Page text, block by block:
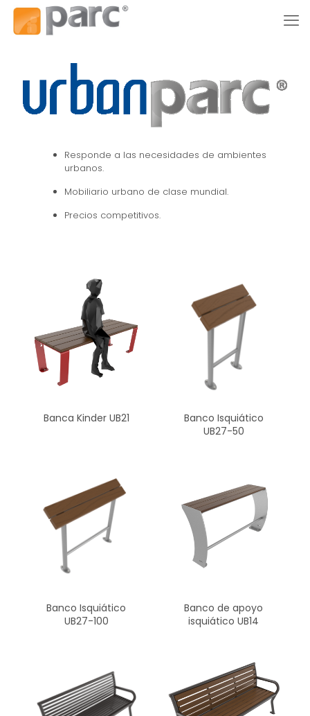
Responde a las necesidades de ambientes
urbanos.
Mobiliario urbano de clase mundial.
Precios competitivos.
Banca Kinder UB21
Banco Isquiático
UB27-50
Banco Isquiático
UB27-100
Banco de apoyo
isquiático UB14